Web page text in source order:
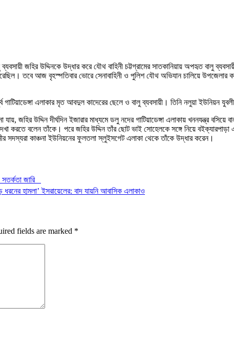
জহির উদ্দিনকে উদ্ধার করে যৌথ বাহিনী চট্টগ্রামের সাতকানিয়ায় অপহৃত বালু
তবে আজ বৃহস্পতিবার ভোরে সেনাবাহিনী ও পুলিশ যৌথ অভিযান চালিয়ে
গাটিয়াডেঙ্গা এলাকার মৃত আবদুল কাদেরের ছেলে ও বালু ব্যবসায়ী। তিনি নলুয়া ইউনিয়ন
যায়, জহির উদ্দিন দীর্ঘদিন ইজারার মাধ্যমে ডলু নদের গাটিয়াডেঙ্গা এলাকায় খননযন্ত্র
করতে বলেন তাঁকে। পরে জহির উদ্দিন তাঁর ছোট ভাই সোহেলকে সঙ্গে নিয়ে
সদস্যরা কাঞ্চনা ইউনিয়নের ফুলতলা স্লুইসগেট এলাকা থেকে তাঁকে উদ্ধার করেন।
জারি
হামলা’ ইসরায়েলের: বাদ যায়নি আবাসিক এলাকাও
fields are marked *